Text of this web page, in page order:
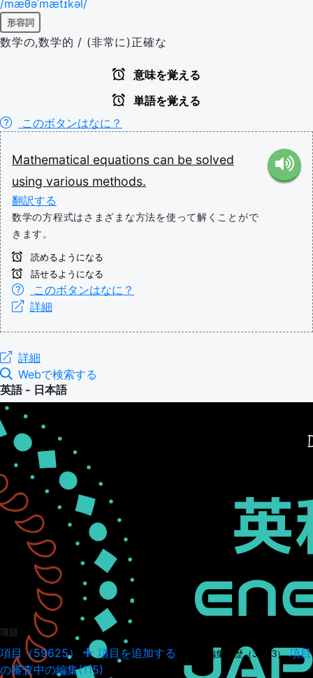
/mæθəˈmætɪkəl/
形容詞
数学の,数学的 / (非常に)正確な
意味を覚える
単語を覚える
このボタンはなに？
Mathematical equations can be solved
using various methods.
翻訳する
数学の方程式はさまざまな方法を使って解くことがで
きます。
読めるようになる
話せるようになる
このボタンはなに？
詳細
詳細
Webで検索する
英語 - 日本語
項目
項目（59625） 項目を追加する 項目の編集履歴（34943） 項目
の審査中の編集(115)